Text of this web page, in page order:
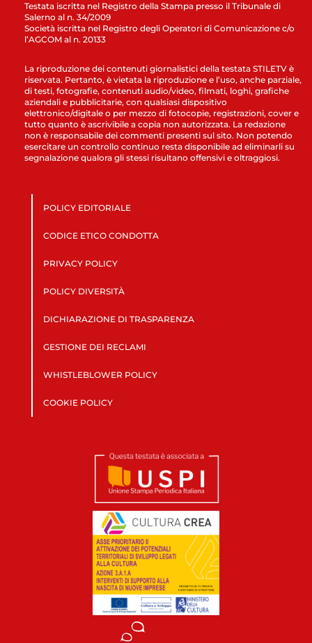
Testata iscritta nel Registro della Stampa presso il Tribunale di
Salerno al n. 34/2009
Società iscritta nel Registro degli Operatori di Comunicazione c/o
l’AGCOM al n. 20133
La riproduzione dei contenuti giornalistici della testata STILETV è
riservata. Pertanto, è vietata la riproduzione e l’uso, anche parziale,
di testi, fotografie, contenuti audio/video, filmati, loghi, grafiche
aziendali e pubblicitarie, con qualsiasi dispositivo
elettronico/digitale o per mezzo di fotocopie, registrazioni, cover e
tutto quanto è ascrivibile a copia non autorizzata. La redazione
non è responsabile dei commenti presenti sul sito. Non potendo
esercitare un controllo continuo resta disponibile ad eliminarli su
segnalazione qualora gli stessi risultano offensivi e oltraggiosi.
POLICY EDITORIALE
CODICE ETICO CONDOTTA
PRIVACY POLICY
POLICY DIVERSITÀ
DICHIARAZIONE DI TRASPARENZA
GESTIONE DEI RECLAMI
WHISTLEBLOWER POLICY
COOKIE POLICY